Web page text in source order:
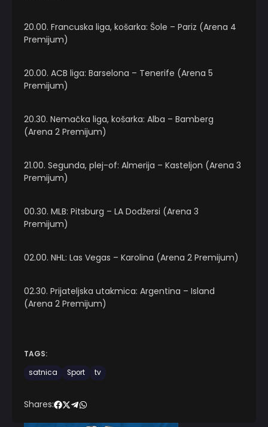
20.00. Francuska liga, košarka: Šole – Pariz (Arena 4
Premijum)
20.00. ACB liga: Barselona – Tenerife (Arena 5
Premijum)
20.30. Nemačka liga, košarka: Alba – Bamberg
(Arena 2 Premijum)
21.00. Segunda, plej-of: Almerija – Kasteljon (Arena 3
Premijum)
00.30. MLB: Pitsburg – LA Dodžersi (Arena 3
Premijum)
02.00. NHL: Las Vegas – Karolina (Arena 2 Premijum)
02.30. Prijateljska utakmica: Argentina – Island
(Arena 2 Premijum)
TAGS:
satnica
Sport tv
Shares: